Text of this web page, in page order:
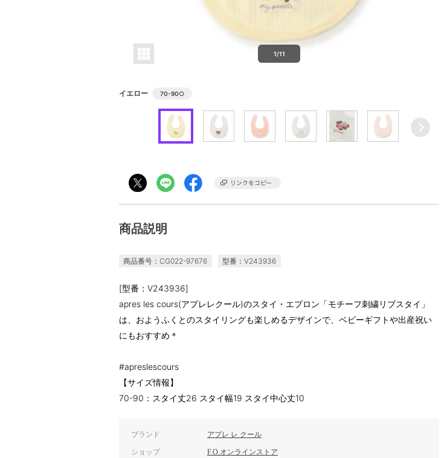
1/11
イエロー 70-90○
商品説明
商品番号：CG022-97676 型番：V243936
[型番：V243936]
apres les cours(アプレレクール)のスタイ・エプロン「モチーフ刺繍リブスタイ」
は、おようふくとのスタイリングも楽しめるデザインで、ベビーギフトや出産祝い
にもおすすめ＊
#apreslescours
【サイズ情報】
70-90：スタイ丈26 スタイ幅19 スタイ中心丈10
ブランド アプレ レ クール
ショップ F.O.オンラインストア